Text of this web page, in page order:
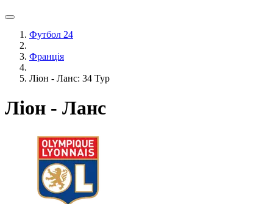
Футбол 24
Франція
Ліон - Ланс: 34 Тур
Ліон - Ланс